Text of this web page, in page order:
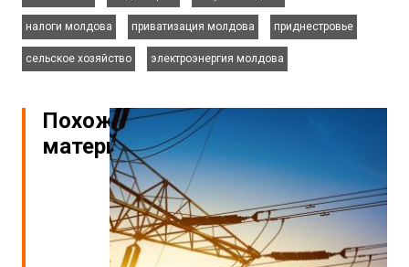
налоги молдова
приватизация молдова
приднестровье
сельское хозяйство
электроэнергия молдова
Похожие
материалы